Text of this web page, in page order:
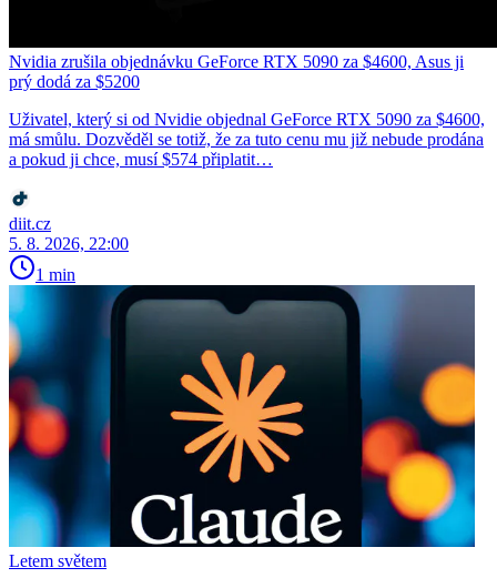
Nvidia zrušila objednávku GeForce RTX 5090 za $4600, Asus ji
prý dodá za $5200
Uživatel, který si od Nvidie objednal GeForce RTX 5090 za $4600,
má smůlu. Dozvěděl se totiž, že za tuto cenu mu již nebude prodána
a pokud ji chce, musí $574 připlatit…
diit.cz
5. 8. 2026, 22:00
1 min
Letem světem